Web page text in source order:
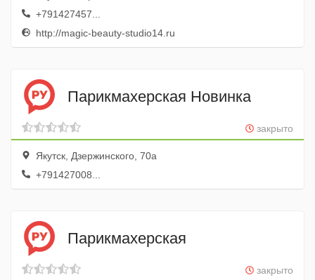
+791427457...
http://magic-beauty-studio14.ru
Парикмахерская Новинка
закрыто
Якутск, Дзержинского, 70а
+791427008...
Парикмахерская
закрыто